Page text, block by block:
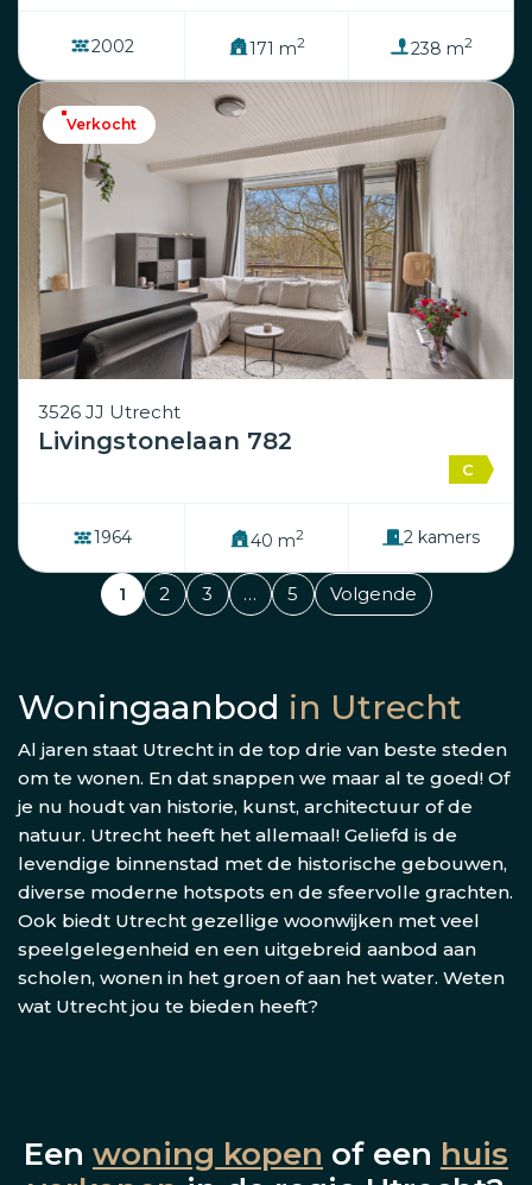
2002 171 m2 238 m2
3526 JJ Utrecht
Livingstonelaan 782
C
1964 40 m2 2 kamers
Verkocht
1 2 3 … 5 Volgende
Woningaanbod in Utrecht
Al jaren staat Utrecht in de top drie van beste steden
om te wonen. En dat snappen we maar al te goed! Of
je nu houdt van historie, kunst, architectuur of de
natuur. Utrecht heeft het allemaal! Geliefd is de
levendige binnenstad met de historische gebouwen,
diverse moderne hotspots en de sfeervolle grachten.
Ook biedt Utrecht gezellige woonwijken met veel
speelgelegenheid en een uitgebreid aanbod aan
scholen, wonen in het groen of aan het water. Weten
wat Utrecht jou te bieden heeft?
Een woning kopen of een huis